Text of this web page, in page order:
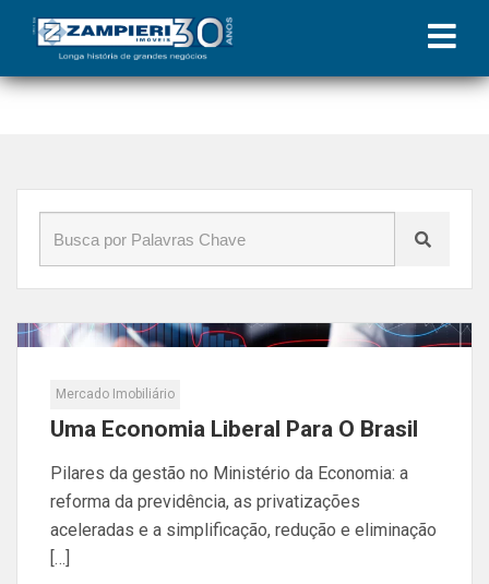
Início»Blog»bolsonaro
Mercado Imobiliário
Uma Economia Liberal Para O Brasil
Pilares da gestão no Ministério da Economia: a
reforma da previdência, as privatizações
aceleradas e a simplificação, redução e eliminação
[…]